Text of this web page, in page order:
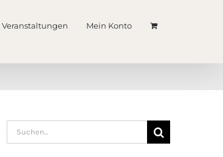
Veranstaltungen Mein Konto
Suche